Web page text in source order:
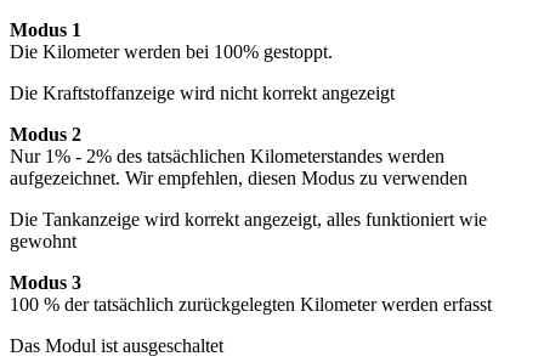
Modus 1
Die Kilometer werden bei 100% gestoppt.
Die Kraftstoffanzeige wird nicht korrekt angezeigt
Modus 2
Nur 1% - 2% des tatsächlichen Kilometerstandes werden
aufgezeichnet. Wir empfehlen, diesen Modus zu verwenden
Die Tankanzeige wird korrekt angezeigt, alles funktioniert wie
gewohnt
Modus 3
100 % der tatsächlich zurückgelegten Kilometer werden erfasst
Das Modul ist ausgeschaltet